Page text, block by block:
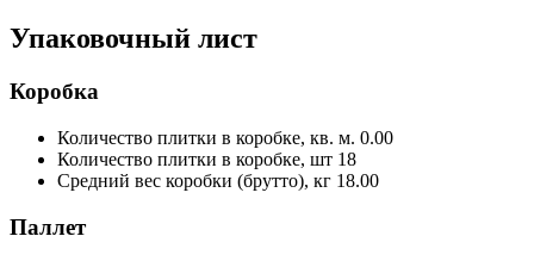
Упаковочный лист
Коробка
Количество плитки в коробке, кв. м. 0.00
Количество плитки в коробке, шт 18
Средний вес коробки (брутто), кг 18.00
Паллет